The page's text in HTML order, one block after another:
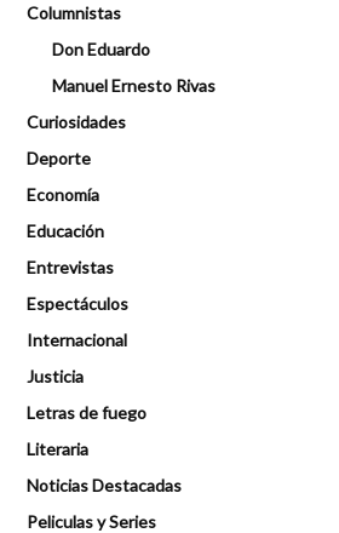
Columnistas
Don Eduardo
Manuel Ernesto Rivas
Curiosidades
Deporte
Economía
Educación
Entrevistas
Espectáculos
Internacional
Justicia
Letras de fuego
Literaria
Noticias Destacadas
Peliculas y Series